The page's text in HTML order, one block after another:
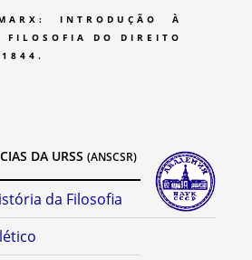
INTRODUÇÃO À
FILOSOFIA DO DIREITO
1844.
DA URSS (ANSCSR)
da Filosofia